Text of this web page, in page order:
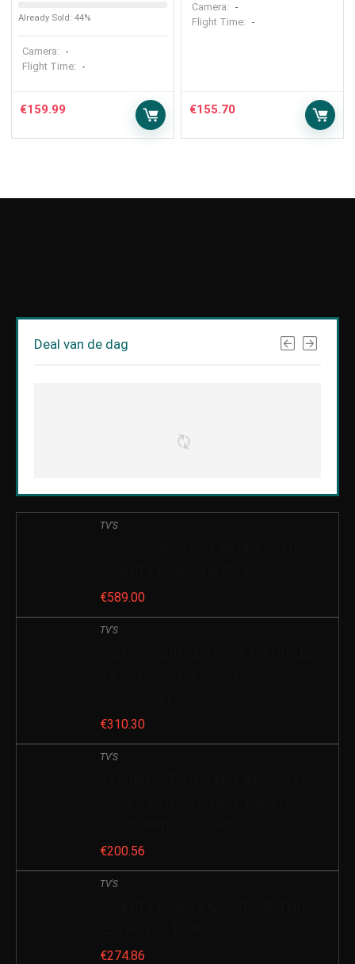
Already Sold: 44%
Camera: -
Flight Time: -
€159.99
Camera: -
Flight Time: -
€155.70
Deal van de dag
TV'S
€589.00
TV'S
€310.30
TV'S
€200.56
TV'S
€274.86